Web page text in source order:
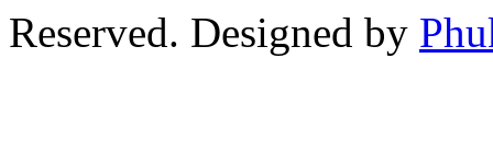
Reserved. Designed by